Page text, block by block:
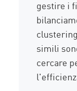
gestire i
simili
cercare